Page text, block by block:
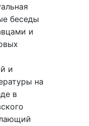
беседы
и
и
на
в